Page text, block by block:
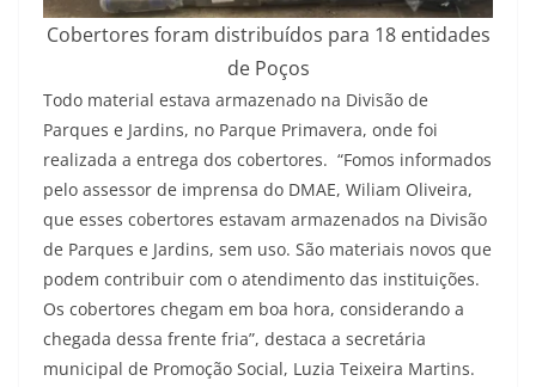
Cobertores foram distribuídos para 18 entidades
de Poços
Todo material estava armazenado na Divisão de
Parques e Jardins, no Parque Primavera, onde foi
realizada a entrega dos cobertores. “Fomos informados
pelo assessor de imprensa do DMAE, Wiliam Oliveira,
que esses cobertores estavam armazenados na Divisão
de Parques e Jardins, sem uso. São materiais novos que
podem contribuir com o atendimento das instituições.
Os cobertores chegam em boa hora, considerando a
chegada dessa frente fria”, destaca a secretária
municipal de Promoção Social, Luzia Teixeira Martins.